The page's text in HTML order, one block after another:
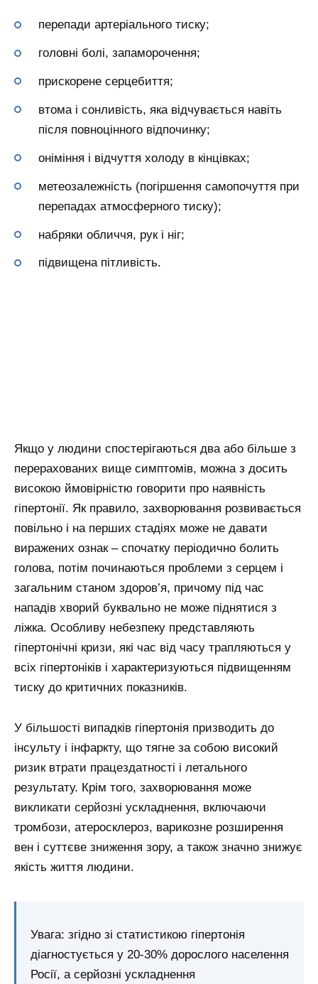
перепади артеріального тиску;
головні болі, запаморочення;
прискорене серцебиття;
втома і сонливість, яка відчувається навіть
після повноцінного відпочинку;
оніміння і відчуття холоду в кінцівках;
метеозалежність (погіршення самопочуття при
перепадах атмосферного тиску);
набряки обличчя, рук і ніг;
підвищена пітливість.
Якщо у людини спостерігаються два або більше з
перерахованих вище симптомів, можна з досить
високою ймовірністю говорити про наявність
гіпертонії. Як правило, захворювання розвивається
повільно і на перших стадіях може не давати
виражених ознак – спочатку періодично болить
голова, потім починаються проблеми з серцем і
загальним станом здоров’я, причому під час
нападів хворий буквально не може піднятися з
ліжка. Особливу небезпеку представляють
гіпертонічні кризи, які час від часу трапляються у
всіх гіпертоніків і характеризуються підвищенням
тиску до критичних показників.
У більшості випадків гіпертонія призводить до
інсульту і інфаркту, що тягне за собою високий
ризик втрати працездатності і летального
результату. Крім того, захворювання може
викликати серйозні ускладнення, включаючи
тромбози, атеросклероз, варикозне розширення
вен і суттєве зниження зору, а також значно знижує
якість життя людини.
Увага: згідно зі статистикою гіпертонія
діагностується у 20-30% дорослого населення
Росії, а серйозні ускладнення